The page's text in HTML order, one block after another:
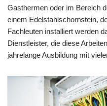
Gasthermen oder im Bereich
einem Edelstahlschornstein,
Fachleuten installiert werden
Dienstleister, die diese
jahrelange Ausbildung mit